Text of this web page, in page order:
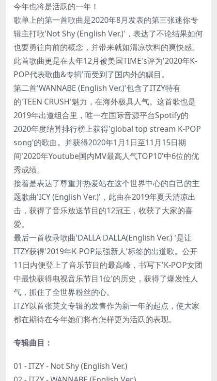
今年也将是活跃的一年！
歌单上的第一首歌曲是2020年8月发表的第三张迷你专
辑主打歌'Not Shy (English Ver.)'，表达了不论结果如何
也要勇往向前的概念，并带来就如清凉饮料的爽快感。
此首歌曲更是在去年12月被美国TIME's评为'2020年K-
POP代表歌曲&专辑'而受到了国内外的瞩目。
第二首'WANNABE (English Ver.)'包含了ITZY特有
的'TEEN CRUSH'魅力，在海外极具人气。这首歌也是
2019年出道组合里，唯一在国际音源平台Spotify的
2020年度结算排行榜上获得'global top stream K-POP
song'的歌曲。并获得2020年1月1日至11月15日期
间'2020年Youtube国内MV最高人气TOP10'中6位的优
秀成绩。
接着是表达了尊重并热爱站在这个世界中心的自己的主
题歌曲'ICY (English Ver.)'，此曲在2019年夏天清凉出
击，获得了音乐放送节目的12冠王，收获了大家的喜
爱。
最后一首收录歌曲'DALLA DALLA(English Ver.) '是让
ITZY获得'2019年K-POP最强新人'标签的出道歌。公开
11日内便登上了音乐节目的最高峰，书写下'K-POP女团
中最快获得电视音乐节目1位'的历史，获得了爆发性人
气，抓住了全世界粉丝的心。
ITZY以首张英文专辑的发售作为新一年的起点，使大家
都在期待在今年她们将有怎样更为活跃的表现。
专辑曲目：
01 - ITZY - Not Shy (English Ver.)